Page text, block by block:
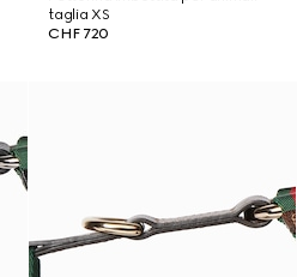
taglia XS
CHF 720